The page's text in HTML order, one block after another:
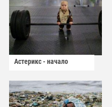
Астерикс - начало